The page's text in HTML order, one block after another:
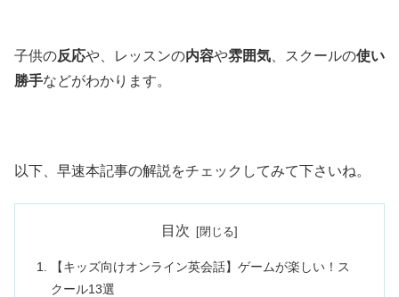
子供の反応や、レッスンの内容や雰囲気 、スクールの使い
勝手などがわかります。
以下、早速本記事の解説をチェックしてみて下さいね。
目次
【キッズ向けオンライン英会話】ゲームが楽しい！ス
クール13選